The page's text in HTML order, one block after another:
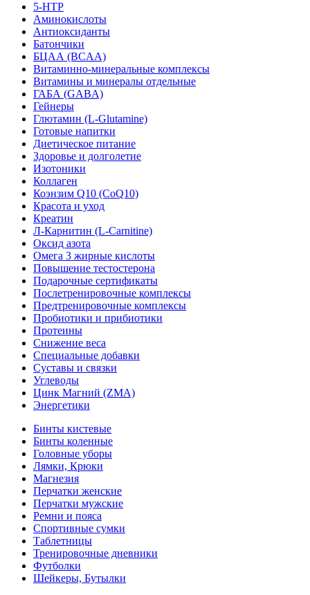
5-HTP
Аминокислоты
Антиоксиданты
Батончики
БЦАА (BCAA)
Витаминно-минеральные комплексы
Витамины и минералы отдельные
ГАБА (GABA)
Гейнеры
Глютамин (L-Glutamine)
Готовые напитки
Диетическое питание
Здоровье и долголетие
Изотоники
Коллаген
Коэнзим Q10 (CoQ10)
Красота и уход
Креатин
Л-Карнитин (L-Сarnitine)
Оксид азота
Омега 3 жирные кислоты
Повышение тестостерона
Подарочные сертификаты
Послетренировочные комплексы
Предтренировочные комплексы
Пробиотики и прибиотики
Протеины
Снижение веса
Специальные добавки
Суставы и связки
Углеводы
Цинк Магний (ZMA)
Энергетики
Бинты кистевые
Бинты коленные
Головные уборы
Лямки, Крюки
Магнезия
Перчатки женские
Перчатки мужские
Ремни и пояса
Спортивные сумки
Таблетницы
Тренировочные дневники
Футболки
Шейкеры, Бутылки